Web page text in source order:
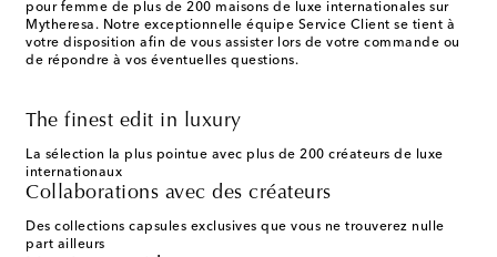
pour femme de plus de 200 maisons de luxe internationales sur
Mytheresa. Notre exceptionnelle équipe Service Client se tient à
votre disposition afin de vous assister lors de votre commande ou
de répondre à vos éventuelles questions.
The finest edit in luxury
La sélection la plus pointue avec plus de 200 créateurs de luxe
internationaux
Collaborations avec des créateurs
Des collections capsules exclusives que vous ne trouverez nulle
part ailleurs